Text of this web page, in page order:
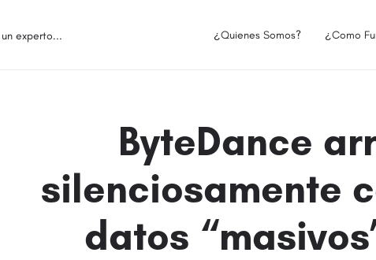
¿Quienes Somos? ¿Como
ByteDance
silenciosamente
datos